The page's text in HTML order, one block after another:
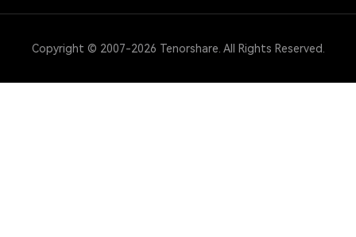
Copyright © 2007-2026 Tenorshare. All Rights Reserved.